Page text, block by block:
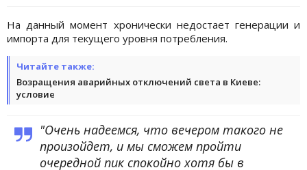
На данный момент хронически недостает генерации и
импорта для текущего уровня потребления.
Читайте также:
Возращения аварийных отключений света в Киеве:
условие
"Очень надеемся, что вечером такого не
произойдет, и мы сможем пройти
очередной пик спокойно хотя бы в